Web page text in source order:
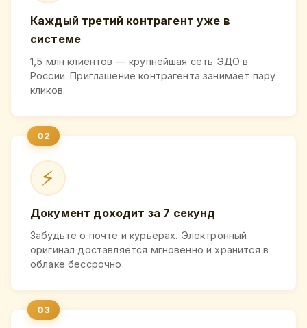
Каждый третий контрагент уже в
системе
1,5 млн клиентов — крупнейшая сеть ЭДО в
России. Приглашение контрагента занимает пару
кликов.
⚡
Документ доходит за 7 секунд
Забудьте о почте и курьерах. Электронный
оригинал доставляется мгновенно и хранится в
облаке бессрочно.